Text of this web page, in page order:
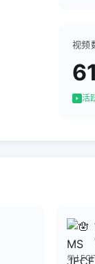
视频
61
活
💯